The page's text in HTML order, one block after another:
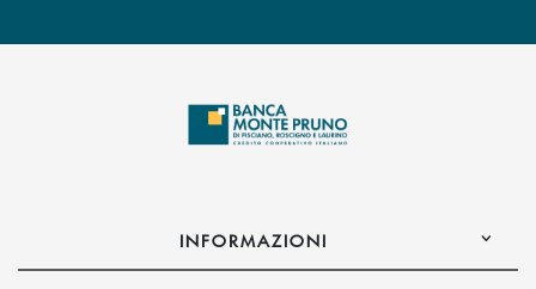
INFORMAZIONI